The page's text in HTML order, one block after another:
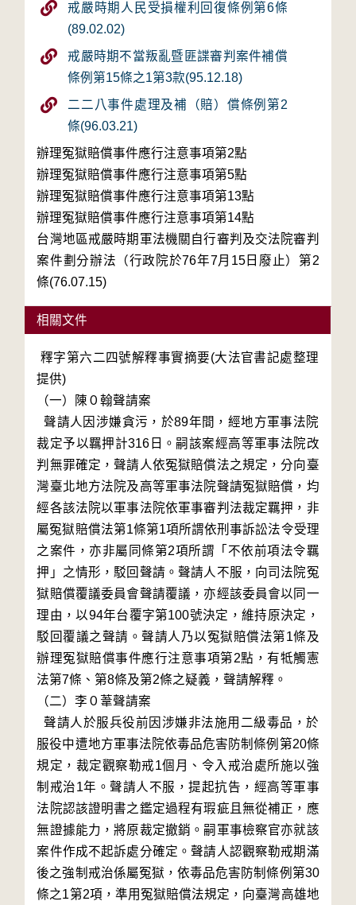
戒嚴時期人民受損權利回復條例第6條
(89.02.02)
戒嚴時期不當叛亂暨匪諜審判案件補償
條例第15條之1第3款(95.12.18)
二二八事件處理及補（賠）償條例第2
條(96.03.21)
辦理冤獄賠償事件應行注意事項第2點
辦理冤獄賠償事件應行注意事項第5點
辦理冤獄賠償事件應行注意事項第13點
辦理冤獄賠償事件應行注意事項第14點
台灣地區戒嚴時期軍法機關自行審判及交法院審判
案件劃分辦法（行政院於76年7月15日廢止）第2
條(76.07.15)
相關文件
提供)
（一）陳０翰聲請案
  聲請人因涉嫌貪污，於89年間，經地方軍事法院
裁定予以羈押計316日。嗣該案經高等軍事法院改
判無罪確定，聲請人依冤獄賠償法之規定，分向臺
灣臺北地方法院及高等軍事法院聲請冤獄賠償，均
經各該法院以軍事法院依軍事審判法裁定羈押，非
屬冤獄賠償法第1條第1項所謂依刑事訴訟法令受理
之案件，亦非屬同條第2項所謂「不依前項法令羈
押」之情形，駁回聲請。聲請人不服，向司法院冤
獄賠償覆議委員會聲請覆議，亦經該委員會以同一
理由，以94年台覆字第100號決定，維持原決定，
駁回覆議之聲請。聲請人乃以冤獄賠償法第1條及
辦理冤獄賠償事件應行注意事項第2點，有牴觸憲
法第7條、第8條及第2條之疑義，聲請解釋。
（二）李０葦聲請案
  聲請人於服兵役前因涉嫌非法施用二級毒品，於
服役中遭地方軍事法院依毒品危害防制條例第20條
規定，裁定觀察勒戒1個月、令入戒治處所施以強
制戒治1年。聲請人不服，提起抗告，經高等軍事
法院認該證明書之鑑定過程有瑕疵且無從補正，應
無證據能力，將原裁定撤銷。嗣軍事檢察官亦就該
案件作成不起訴處分確定。聲請人認觀察勒戒期滿
後之強制戒治係屬冤獄，依毒品危害防制條例第30
條之1第2項，準用冤獄賠償法規定，向臺灣高雄地